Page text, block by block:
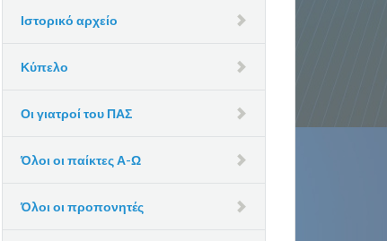
Ιστορικό αρχείο
Κύπελο
Οι γιατροί του ΠΑΣ
Όλοι οι παίκτες Α-Ω
Όλοι οι προπονητές